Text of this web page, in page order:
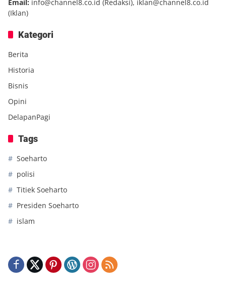
Email: info@channel8.co.id (Redaksi), iklan@channel8.co.id
(Iklan)
Kategori
Berita
Historia
Bisnis
Opini
DelapanPagi
Tags
Soeharto
polisi
Titiek Soeharto
Presiden Soeharto
islam